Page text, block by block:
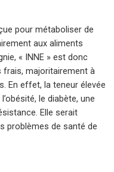
pour métaboliser de
aux aliments
« INNE » est donc
frais, majoritairement à
En effet, la teneur élevée
le diabète, une
Elle serait
problèmes de santé de